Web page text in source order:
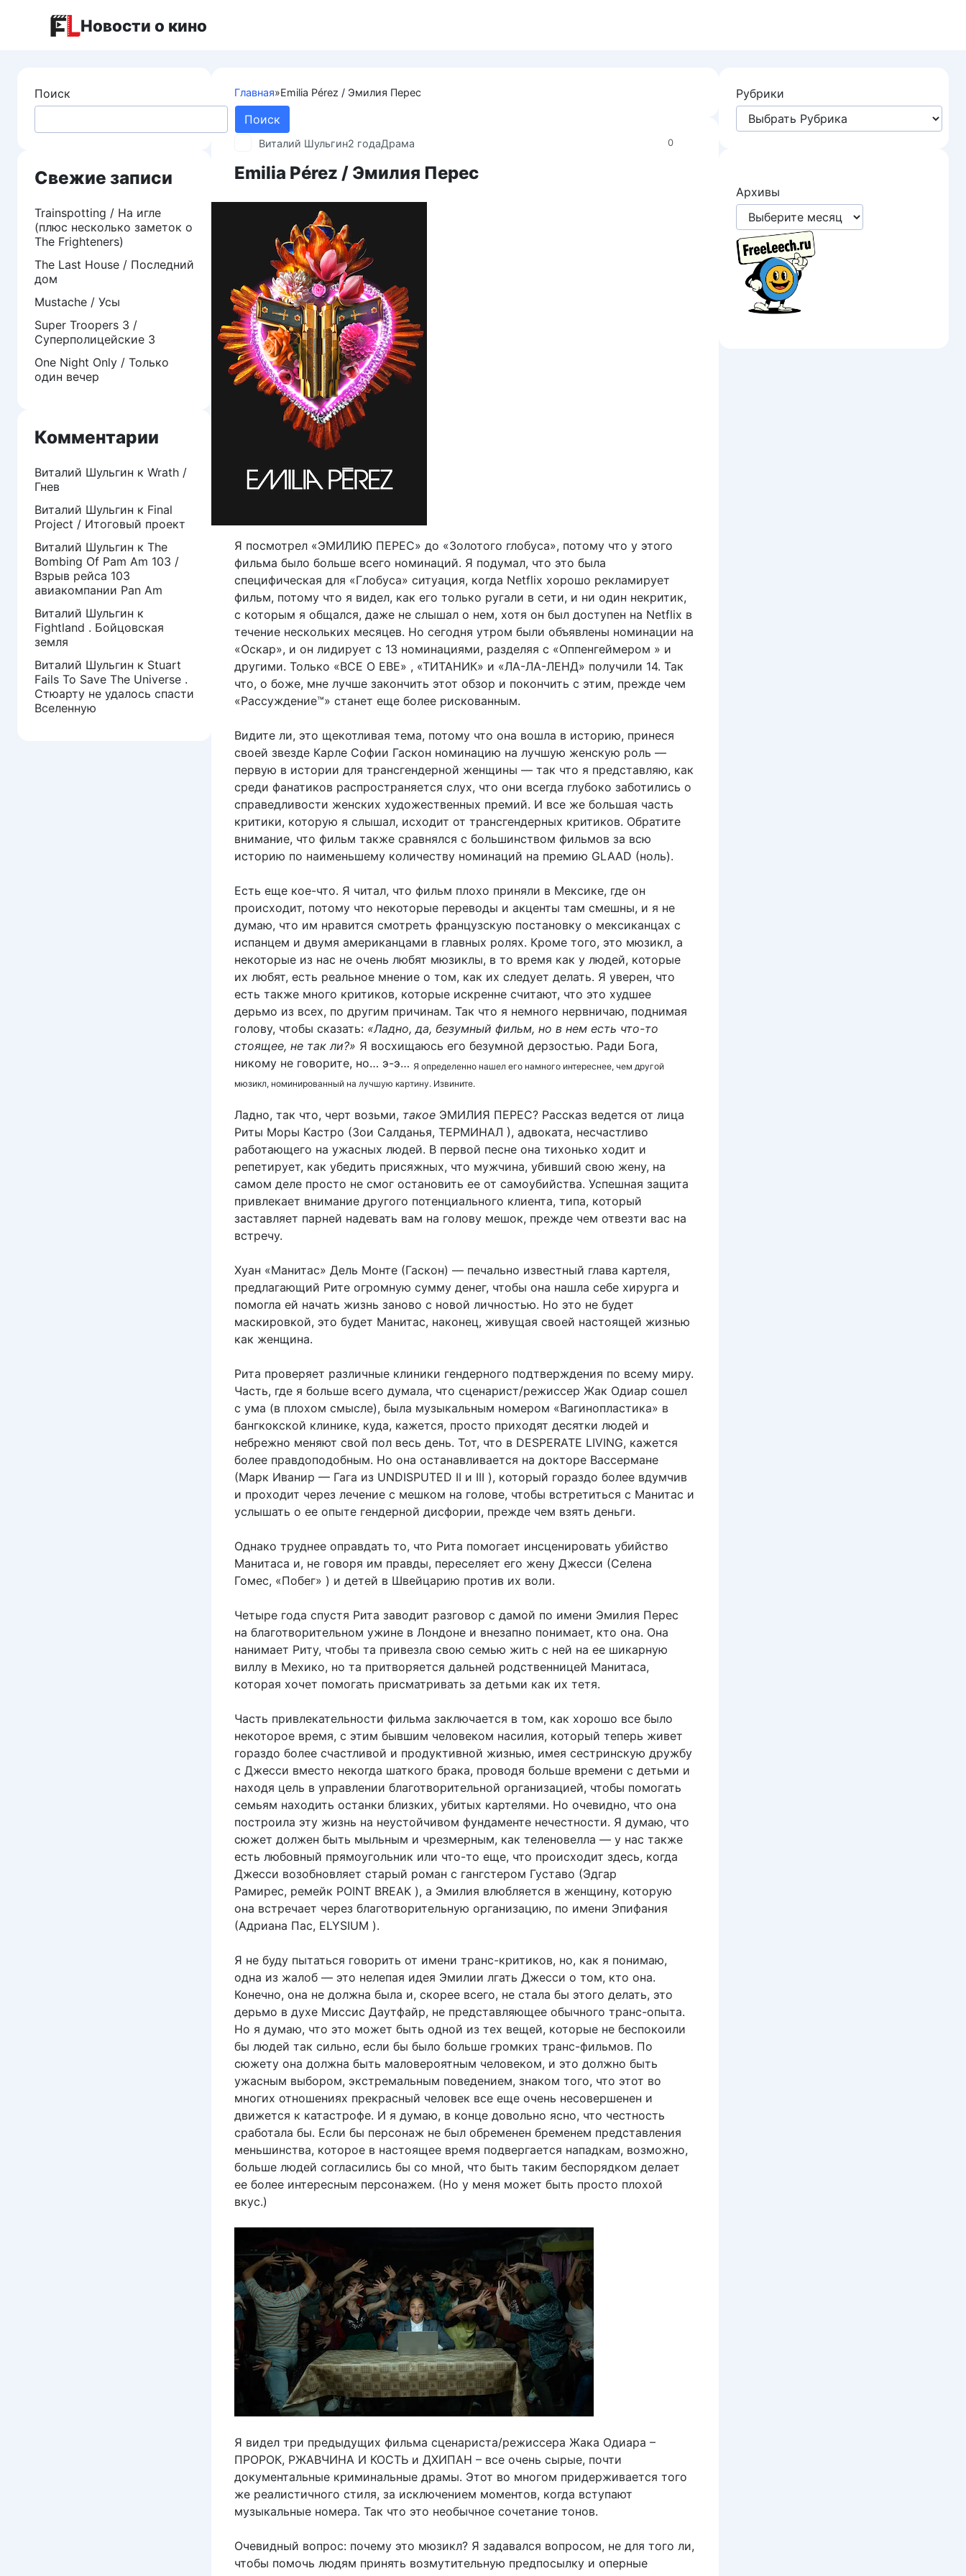
Новости о кино
Главная»Emilia Pérez / Эмилия Перес
0
Виталий Шульгин2 годаДрама
Emilia Pérez / Эмилия Перес
Я посмотрел «ЭМИЛИЮ ПЕРЕС» до «Золотого глобуса», потому что у этого
фильма было больше всего номинаций. Я подумал, что это была
специфическая для «Глобуса» ситуация, когда Netflix хорошо рекламирует
фильм, потому что я видел, как его только ругали в сети, и ни один некритик,
с которым я общался, даже не слышал о нем, хотя он был доступен на Netflix в
течение нескольких месяцев. Но сегодня утром были объявлены номинации на
«Оскар», и он лидирует с 13 номинациями, разделяя с «Оппенгеймером » и
другими. Только «ВСЕ О ЕВЕ» , «ТИТАНИК» и «ЛА-ЛА-ЛЕНД» получили 14. Так
что, о боже, мне лучше закончить этот обзор и покончить с этим, прежде чем
«Рассуждение™» станет еще более рискованным.
Видите ли, это щекотливая тема, потому что она вошла в историю, принеся
своей звезде Карле Софии Гаскон номинацию на лучшую женскую роль —
первую в истории для трансгендерной женщины — так что я представляю, как
среди фанатиков распространяется слух, что они всегда глубоко заботились о
справедливости женских художественных премий. И все же большая часть
критики, которую я слышал, исходит от трансгендерных критиков. Обратите
внимание, что фильм также сравнялся с большинством фильмов за всю
историю по наименьшему количеству номинаций на премию GLAAD (ноль).
Есть еще кое-что. Я читал, что фильм плохо приняли в Мексике, где он
происходит, потому что некоторые переводы и акценты там смешны, и я не
думаю, что им нравится смотреть французскую постановку о мексиканцах с
испанцем и двумя американцами в главных ролях. Кроме того, это мюзикл, а
некоторые из нас не очень любят мюзиклы, в то время как у людей, которые
их любят, есть реальное мнение о том, как их следует делать. Я уверен, что
есть также много критиков, которые искренне считают, что это худшее
дерьмо из всех, по другим причинам. Так что я немного нервничаю, поднимая
голову, чтобы сказать: «Ладно, да, безумный фильм, но в нем есть что-то
стоящее, не так ли?» Я восхищаюсь его безумной дерзостью. Ради Бога,
никому не говорите, но… э-э… Я определенно нашел его намного интереснее, чем другой
мюзикл, номинированный на лучшую картину. Извините.
Ладно, так что, черт возьми, такое ЭМИЛИЯ ПЕРЕС? Рассказ ведется от лица
Риты Моры Кастро (Зои Салданья, ТЕРМИНАЛ ), адвоката, несчастливо
работающего на ужасных людей. В первой песне она тихонько ходит и
репетирует, как убедить присяжных, что мужчина, убивший свою жену, на
самом деле просто не смог остановить ее от самоубийства. Успешная защита
привлекает внимание другого потенциального клиента, типа, который
заставляет парней надевать вам на голову мешок, прежде чем отвезти вас на
встречу.
Хуан «Манитас» Дель Монте (Гаскон) — печально известный глава картеля,
предлагающий Рите огромную сумму денег, чтобы она нашла себе хирурга и
помогла ей начать жизнь заново с новой личностью. Но это не будет
маскировкой, это будет Манитас, наконец, живущая своей настоящей жизнью
как женщина.
Рита проверяет различные клиники гендерного подтверждения по всему миру.
Часть, где я больше всего думала, что сценарист/режиссер Жак Одиар сошел
с ума (в плохом смысле), была музыкальным номером «Вагинопластика» в
бангкокской клинике, куда, кажется, просто приходят десятки людей и
небрежно меняют свой пол весь день. Тот, что в DESPERATE LIVING, кажется
более правдоподобным. Но она останавливается на докторе Вассермане
(Марк Иванир — Гага из UNDISPUTED II и III ), который гораздо более вдумчив
и проходит через лечение с мешком на голове, чтобы встретиться с Манитас и
услышать о ее опыте гендерной дисфории, прежде чем взять деньги.
Однако труднее оправдать то, что Рита помогает инсценировать убийство
Манитаса и, не говоря им правды, переселяет его жену Джесси (Селена
Гомес, «Побег» ) и детей в Швейцарию против их воли.
Четыре года спустя Рита заводит разговор с дамой по имени Эмилия Перес
на благотворительном ужине в Лондоне и внезапно понимает, кто она. Она
нанимает Риту, чтобы та привезла свою семью жить с ней на ее шикарную
виллу в Мехико, но та притворяется дальней родственницей Манитаса,
которая хочет помогать присматривать за детьми как их тетя.
Часть привлекательности фильма заключается в том, как хорошо все было
некоторое время, с этим бывшим человеком насилия, который теперь живет
гораздо более счастливой и продуктивной жизнью, имея сестринскую дружбу
с Джесси вместо некогда шаткого брака, проводя больше времени с детьми и
находя цель в управлении благотворительной организацией, чтобы помогать
семьям находить останки близких, убитых картелями. Но очевидно, что она
построила эту жизнь на неустойчивом фундаменте нечестности. Я думаю, что
сюжет должен быть мыльным и чрезмерным, как теленовелла — у нас также
есть любовный прямоугольник или что-то еще, что происходит здесь, когда
Джесси возобновляет старый роман с гангстером Густаво (Эдгар
Рамирес, ремейк POINT BREAK ), а Эмилия влюбляется в женщину, которую
она встречает через благотворительную организацию, по имени Эпифания
(Адриана Пас, ELYSIUM ).
Я не буду пытаться говорить от имени транс-критиков, но, как я понимаю,
одна из жалоб — это нелепая идея Эмилии лгать Джесси о том, кто она.
Конечно, она не должна была и, скорее всего, не стала бы этого делать, это
дерьмо в духе Миссис Даутфайр, не представляющее обычного транс-опыта.
Но я думаю, что это может быть одной из тех вещей, которые не беспокоили
бы людей так сильно, если бы было больше громких транс-фильмов. По
сюжету она должна быть маловероятным человеком, и это должно быть
ужасным выбором, экстремальным поведением, знаком того, что этот во
многих отношениях прекрасный человек все еще очень несовершенен и
движется к катастрофе. И я думаю, в конце довольно ясно, что честность
сработала бы. Если бы персонаж не был обременен бременем представления
меньшинства, которое в настоящее время подвергается нападкам, возможно,
больше людей согласились бы со мной, что быть таким беспорядком делает
ее более интересным персонажем. (Но у меня может быть просто плохой
вкус.)
Я видел три предыдущих фильма сценариста/режиссера Жака Одиара –
ПРОРОК, РЖАВЧИНА И КОСТЬ и ДХИПАН – все очень сырые, почти
документальные криминальные драмы. Этот во многом придерживается того
же реалистичного стиля, за исключением моментов, когда вступают
музыкальные номера. Так что это необычное сочетание тонов.
Очевидный вопрос: почему это мюзикл? Я задавался вопросом, не для того ли,
чтобы помочь людям принять возмутительную предпосылку и оперные
Поиск
Поиск
Свежие записи
Trainspotting / На игле
(плюс несколько заметок о
The Frighteners)
The Last House / Последний
дом
Mustache / Усы
Super Troopers 3 /
Суперполицейские 3
One Night Only / Только
один вечер
Комментарии
Виталий Шульгин к Wrath /
Гнев
Виталий Шульгин к Final
Project / Итоговый проект
Виталий Шульгин к The
Bombing Of Pam Am 103 /
Взрыв рейса 103
авиакомпании Pan Am
Виталий Шульгин к
Fightland . Бойцовская
земля
Виталий Шульгин к Stuart
Fails To Save The Universe .
Стюарту не удалось спасти
Вселенную
Рубрики
Архивы